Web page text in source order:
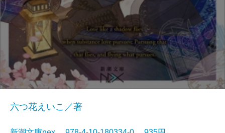
六つ花えいこ／著